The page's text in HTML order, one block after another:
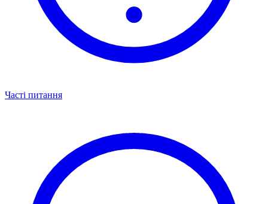
Часті питання